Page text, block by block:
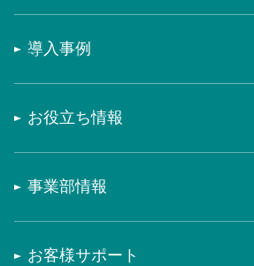
導入事例
お役立ち情報
事業部情報
お客様サポート